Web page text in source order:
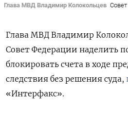
Глава МВД Владимир Колокольцев
Глава МВД Владимир
Совет Федерации наделить
блокировать счета в ходе
следствия без решения суда,
«Интерфакс».